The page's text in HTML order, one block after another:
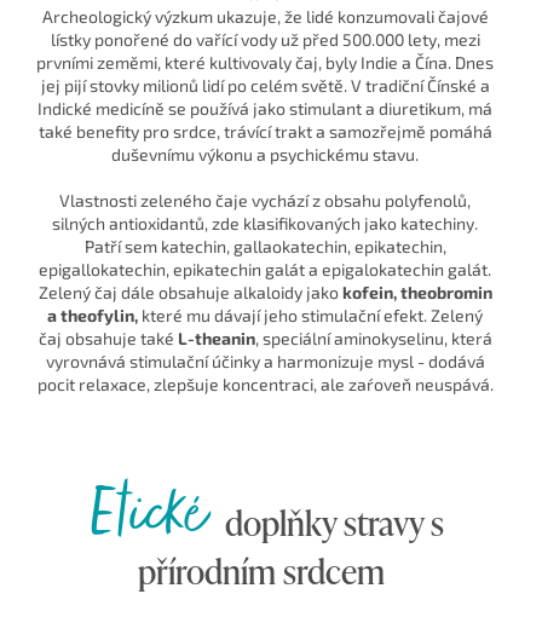
Archeologický výzkum ukazuje, že lidé konzumovali čajové
lístky ponořené do vařící vody už před 500.000 lety, mezi
prvními zeměmi, které kultivovaly čaj, byly Indie a Čína. Dnes
jej pijí stovky milionů lidí po celém světě. V tradiční Čínské a
Indické medicíně se používá jako stimulant a diuretikum, má
také benefity pro srdce, trávící trakt a samozřejmě pomáhá
duševnímu výkonu a psychickému stavu.
Vlastnosti zeleného čaje vychází z obsahu polyfenolů,
silných antioxidantů, zde klasifikovaných jako katechiny.
Patří sem katechin, gallaokatechin, epikatechin,
epigallokatechin, epikatechin galát a epigalokatechin galát.
Zelený čaj dále obsahuje alkaloidy jakokofein, theobromin
a theofylin, které mu dávají jeho stimulační efekt. Zelený
čaj obsahuje také L-theanin, speciální aminokyselinu, která
vyrovnává stimulační účinky a harmonizuje mysl - dodává
pocit relaxace, zlepšuje koncentraci, ale zaŕoveň neuspává.
Etickédoplňky stravy s
přírodním srdcem